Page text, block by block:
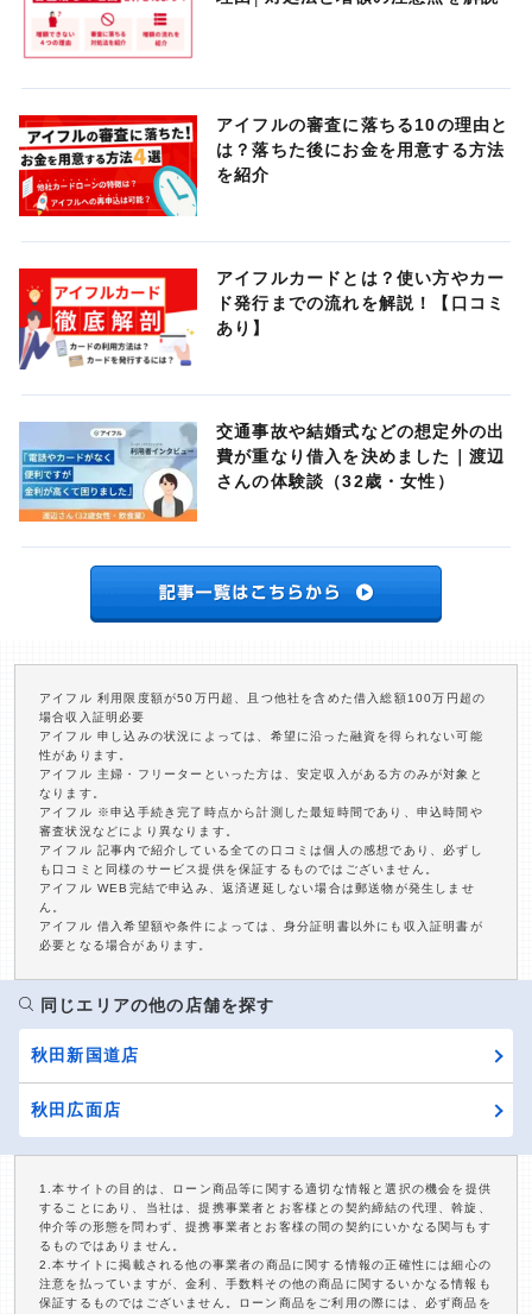
アイフルの審査に落ちる10の理由と
は？落ちた後にお金を用意する方法
を紹介
アイフルカードとは？使い方やカー
ド発行までの流れを解説！【口コミ
あり】
交通事故や結婚式などの想定外の出
費が重なり借入を決めました｜渡辺
さんの体験談（32歳・女性）
アイフル 利用限度額が50万円超、且つ他社を含めた借入総額100万円超の
場合収入証明必要
アイフル 申し込みの状況によっては、希望に沿った融資を得られない可能
性があります。
アイフル 主婦・フリーターといった方は、安定収入がある方のみが対象と
なります。
アイフル ※申込手続き完了時点から計測した最短時間であり、申込時間や
審査状況などにより異なります。
アイフル 記事内で紹介している全ての口コミは個人の感想であり、必ずし
も口コミと同様のサービス提供を保証するものではございません。
アイフル WEB完結で申込み、返済遅延しない場合は郵送物が発生しませ
ん。
アイフル 借入希望額や条件によっては、身分証明書以外にも収入証明書が
必要となる場合があります。
同じエリアの他の店舗を探す
秋田新国道店
秋田広面店
1.本サイトの目的は、ローン商品等に関する適切な情報と選択の機会を提供
することにあり、当社は、提携事業者とお客様との契約締結の代理、斡旋、
仲介等の形態を問わず、提携事業者とお客様の間の契約にいかなる関与もす
るものではありません。
2.本サイトに掲載される他の事業者の商品に関する情報の正確性には細心の
注意を払っていますが、金利、手数料その他の商品に関するいかなる情報も
保証するものではございません。ローン商品をご利用の際には、必ず商品を